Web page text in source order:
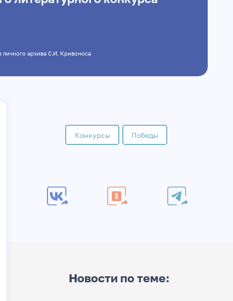
личного архива С.И. Кривоноса
Конкурсы Победы
Новости по теме: